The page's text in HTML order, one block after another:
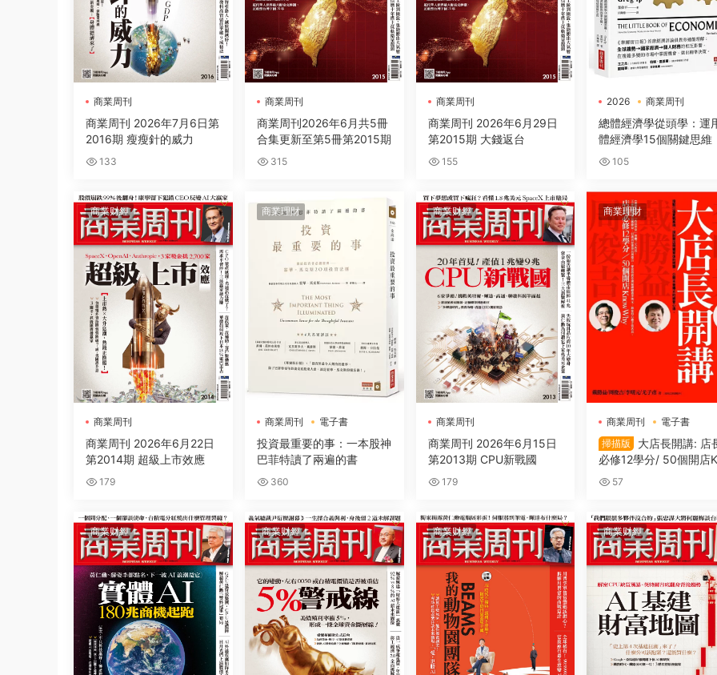
商業周刊
商業周刊 2026年7月6日第
2016期 瘦瘦針的威力
133
商業周刊
商業周刊2026年6月共5冊
合集更新至第5冊第2015期
315
商業周刊
商業周刊 2026年6月29日
第2015期 大錢返台
155
2026
商業周刊
電子書
總體經濟學從頭學：運
體經濟學15個關鍵思維
掌握經濟脈動與商業全
105
商業财經
商業周刊
商業周刊 2026年6月22日
第2014期 超級上市效應
179
商業理財
商業周刊 電子書
投資最重要的事：一本股神
巴菲特讀了兩遍的書
360
商業财經
商業周刊
商業周刊 2026年6月15日
第2013期 CPU新戰國
179
商業理財
商業周刊
電子書
掃描版
大店長開講: 店
必修12學分/ 50個開店
wWhy
57
商業财經 商業财經 商業财經 商業财經